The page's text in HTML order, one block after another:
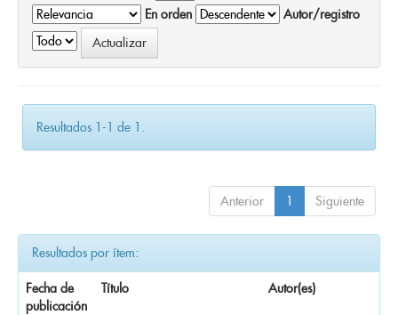
En orden
Autor/registro
Resultados 1-1 de 1.
Anterior 1 Siguiente
Resultados por ítem:
Fecha de
publicación
Título Autor(es)